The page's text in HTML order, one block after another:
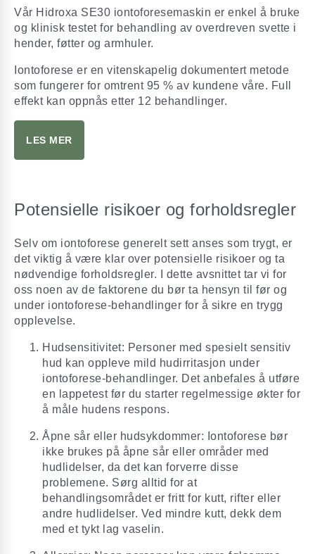
Vår Hidroxa SE30 iontoforesemaskin er enkel å bruke
og klinisk testet for behandling av overdreven svette i
hender, føtter og armhuler.
Iontoforese er en vitenskapelig dokumentert metode
som fungerer for omtrent 95 % av kundene våre. Full
effekt kan oppnås etter 12 behandlinger.
LES MER
Potensielle risikoer og forholdsregler
Selv om iontoforese generelt sett anses som trygt, er
det viktig å være klar over potensielle risikoer og ta
nødvendige forholdsregler. I dette avsnittet tar vi for
oss noen av de faktorene du bør ta hensyn til før og
under iontoforese-behandlinger for å sikre en trygg
opplevelse.
Hudsensitivitet: Personer med spesielt sensitiv
hud kan oppleve mild hudirritasjon under
iontoforese-behandlinger. Det anbefales å utføre
en lappetest før du starter regelmessige økter for
å måle hudens respons.
Åpne sår eller hudsykdommer: Iontoforese bør
ikke brukes på åpne sår eller områder med
hudlidelser, da det kan forverre disse
problemene. Sørg alltid for at
behandlingsområdet er fritt for kutt, rifter eller
andre hudlidelser. Ved mindre kutt, dekk dem
med et tykt lag vaselin.